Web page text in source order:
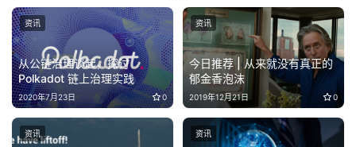
从公链治理谈起，探讨
Polkadot 链上治理实践
2020年7月23日 0
资讯
今日推荐 | 从来就没有真正的
郁金香泡沫
2019年12月21日 0
资讯
资讯 资讯